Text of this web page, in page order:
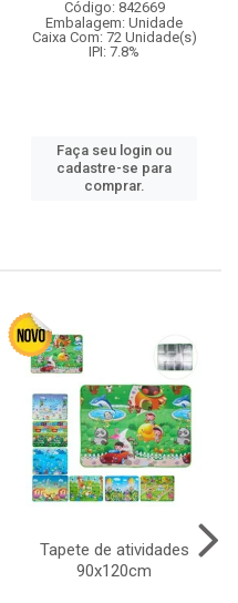
Código: 842669
Embalagem: Unidade
Caixa Com: 72 Unidade(s)
IPI: 7.8%
Faça seu login ou
cadastre-se para
comprar.
Tapete de atividades
90x120cm